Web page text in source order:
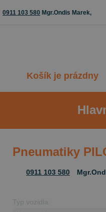
0911 103 580 Mgr.Ondis Marek,
Košík je prázdny
Pneumatiky
0911 103 580
Typ vozidla: